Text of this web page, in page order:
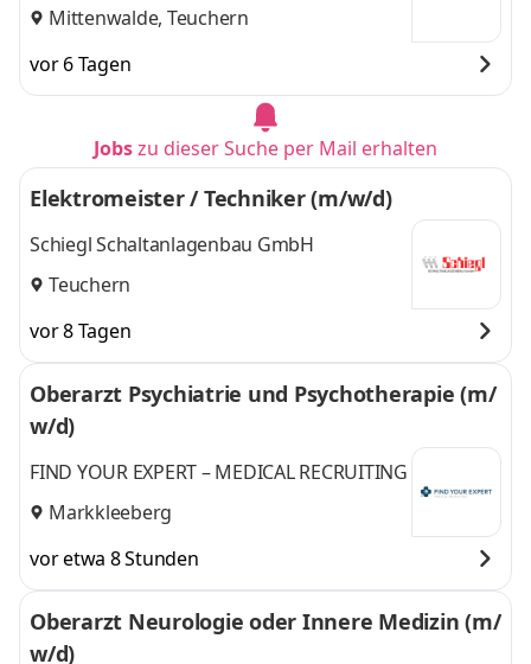
Mittenwalde, Teuchern
vor 6 Tagen
Jobszu dieser Suche per Mail erhalten
Elektromeister / Techniker (m/w/d)
Schiegl Schaltanlagenbau GmbH
Teuchern
vor 8 Tagen
Oberarzt Psychiatrie und Psychotherapie (m/
w/d)
FIND YOUR EXPERT – MEDICAL RECRUITING
Markkleeberg
vor etwa 8 Stunden
Oberarzt Neurologie oder Innere Medizin (m/
w/d)